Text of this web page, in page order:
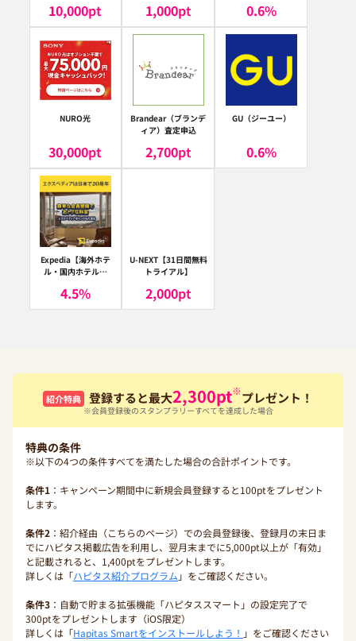
10,000pt 1,000pt 0.6%
NURO光
30,000pt
Brandear（ブランデ
ィア）査定申込
2,700pt
GU（ジーユー）
0.6%
Expedia【海外ホテ
ル・国内ホテル予
ア）
4.5%
U-NEXT【31日間無料
トライアル】
2,000pt
紹介特典 登録すると最大2,300pt※プレゼント！
※会員登録後のスタンプラリーすべてを達成した場合
特典の条件
※以下の4つの条件すべてを満たした場合の合計ポイントです。
条件1 ：キャンペーン期間中に新規会員登録すると100ptをプレゼント
します。
条件2 ：紹介経由（こちらのページ）での会員登録後、登録月の末日ま
でにハピタス掲載広告を利用し、翌月末までに5,000pt以上が「有効」
と記載されると、1,400ptをプレゼントします。
詳しくは「ハピタス紹介プログラム 」をご確認ください。
条件3 ：自動で貯まる拡張機能「ハピタススマート」の設定完了で
300ptをプレゼントします（iOS限定）
詳しくは「Hapitas Smartをインストールしよう！ 」をご確認ください